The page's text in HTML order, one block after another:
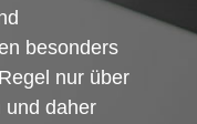
besonders
nur über
und daher